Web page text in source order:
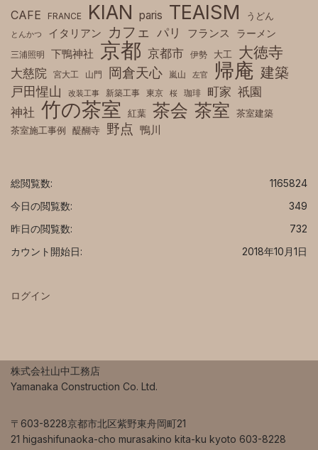
CAFE FRANCE KIAN paris TEAISM うどん
とんかつ イタリアン カフェ パリ フランス ラーメン
三浦照明 下鴨神社 京都 京都市 伊勢 大工 大徳寺
大慈院 宮大工 山門 岡倉天心 嵐山 左官 帰庵 建築
戸田惺山 改装工事 新築工事 東京 桜 珈琲 町家 祇園
神社 竹の茶室 紅葉 茶会 茶室
茶室建築
茶室施工事例
醍醐寺 野点 鴨川
1165824
総閲覧数:
349
今日の閲覧数:
732
昨日の閲覧数:
2018年10月1日
カウント開始日:
ログイン
株式会社山中工務店
Yamanaka Construction Co. Ltd.
〒603-8228京都市北区紫野東舟岡町21
21 higashifunaoka-cho murasakino kita-ku kyoto 603-8228